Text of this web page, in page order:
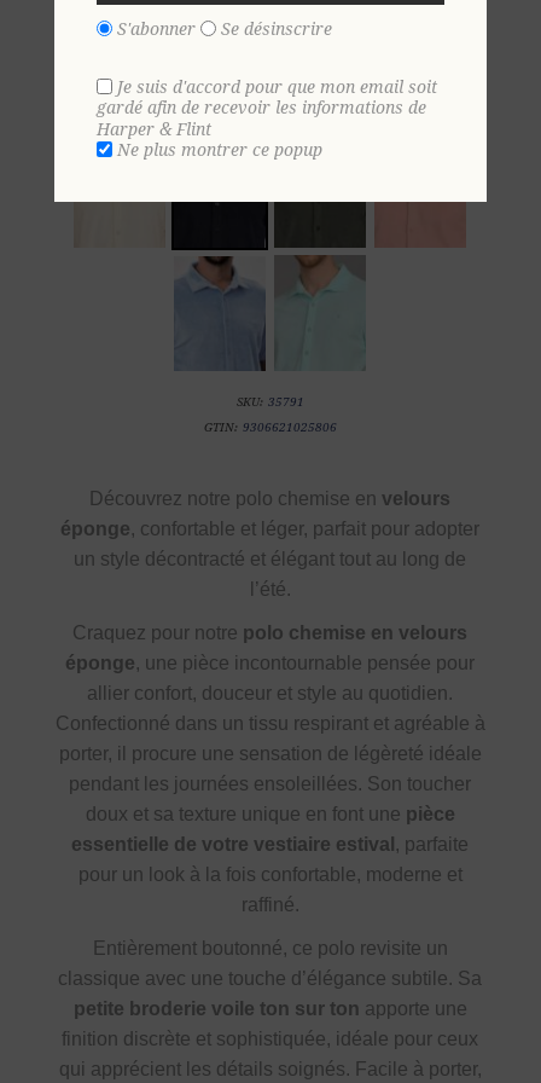
M L XL 2 XL 3 XL
SKU: 35791
GTIN: 9306621025806
Découvrez notre polo chemise envelours
éponge, confortable et léger, parfait pour adopter
un style décontracté et élégant tout au long de
l’été.
Craquez pour notre polo chemise en velours
éponge, une pièce incontournable pensée pour
allier confort, douceur et style au quotidien.
Confectionné dans un tissu respirant et agréable à
porter, il procure une sensation de légèreté idéale
pendant les journées ensoleillées. Son toucher
doux et sa texture unique en font une pièce
essentielle de votre vestiaire estival , parfaite
pour un look à la fois confortable, moderne et
raffiné.
Entièrement boutonné, ce polo revisite un
classique avec une touche d’élégance subtile. Sa
petite broderie voile ton sur ton apporte une
finition discrète et sophistiquée, idéale pour ceux
qui apprécient les détails soignés. Facile à porter,
S'abonner Se désinscrire
Je suis d'accord pour que mon email soit
gardé afin de recevoir les informations de
Harper & Flint
Ne plus montrer ce popup